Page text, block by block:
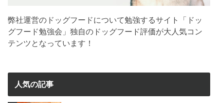
弊社運営のドッグフードについて勉強するサイト「ドッ
グフード勉強会」独自のドッグフード評価が大人気コン
テンツとなっています！
人気の記事